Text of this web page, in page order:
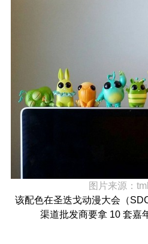
图片来源：
该配色在圣迭戈动漫大会（
渠道批发商要拿 10 套嘉